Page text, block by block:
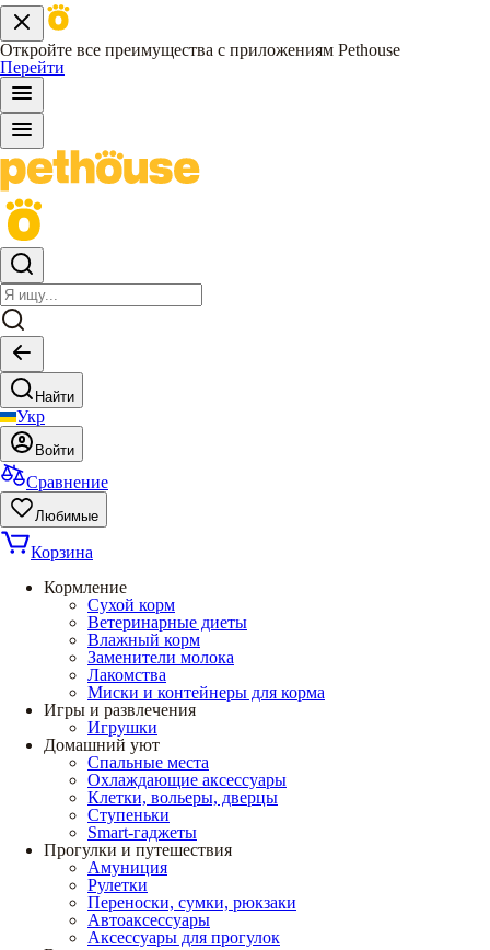
Откройте все преимущества с приложениям Pethouse
Перейти
Найти
Укр
Войти
Сравнение
Любимые
Корзина
Кормление
Сухой корм
Ветеринарные диеты
Влажный корм
Заменители молока
Лакомства
Миски и контейнеры для корма
Игры и развлечения
Игрушки
Домашний уют
Спальные места
Охлаждающие аксессуары
Клетки, вольеры, дверцы
Ступеньки
Smart-гаджеты
Прогулки и путешествия
Амуниция
Рулетки
Переноски, сумки, рюкзаки
Автоаксессуары
Аксессуары для прогулок